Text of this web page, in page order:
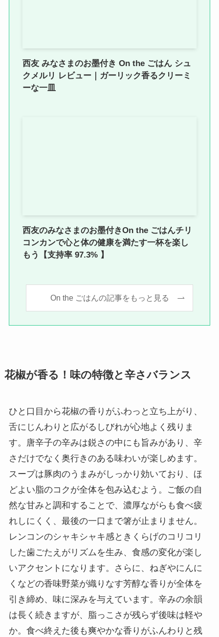
西友 みなさまのお墨付き On the ごはん シュ
クメルリ レビュー｜ガーリック香るクリーミ
ーな一皿
西友のみなさまのお墨付きOn the ごはんチリ
コンカンで心と体の健康を満たす一杯を楽し
もう【支持率 97.3% 】
On the ごはんの記事をもっと見る
花椒が香る！味の特徴と辛さバランス
ひと口目から花椒の香りがふわっと立ち上がり、
舌にじんわりと広がるしびれが心地よく残りま
す。唐辛子の辛みは鋭さの中にも旨みがあり、辛
さだけでなく奥行きのある味わいが楽しめます。
スープは豚肉のうまみがしっかり効いており、ほ
どよい脂のコクが全体を包み込むよう。ご飯の自
然な甘みと調和することで、濃厚ながらも食べ疲
れしにくく、最後の一口まで箸が止まりません。
レンコンのシャキシャキ感ときくらげのコリコリ
した歯ごたえがリズムを生み、食感の変化が楽し
いアクセントになります。さらに、ねぎやにんに
くなどの香味野菜が織りなす芳醇な香りが全体を
引き締め、味に深みを与えています。辛みの余韻
は長く続きますが、脂っこさが残らず後味は軽や
か。食べ終えた後も爽やかな香りがふんわりと残